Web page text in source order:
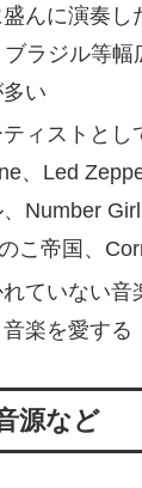
んに演奏
ラジル等
い
ィストとし
、Led
Number
こ帝国、
ていない
楽を愛する
源など